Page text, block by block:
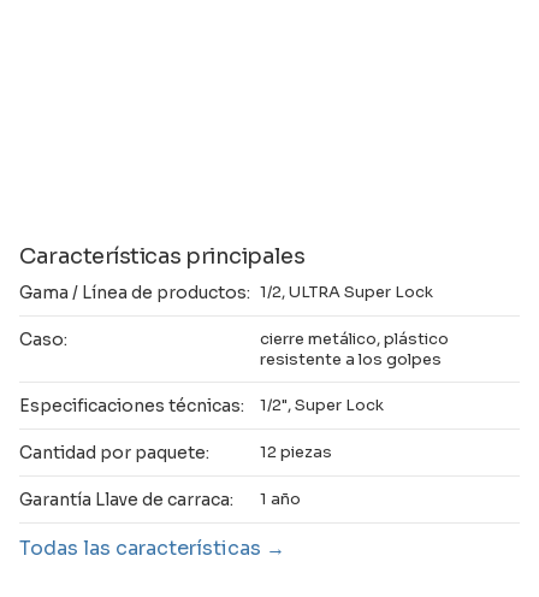
Características principales
Gama / Línea de productos: 1/2, ULTRA Super Lock
Caso:
cierre metálico, plástico
resistente a los golpes
Especificaciones técnicas: 1/2", Super Lock
Cantidad por paquete: 12 piezas
Garantía Llave de carraca: 1 año
Todas las características